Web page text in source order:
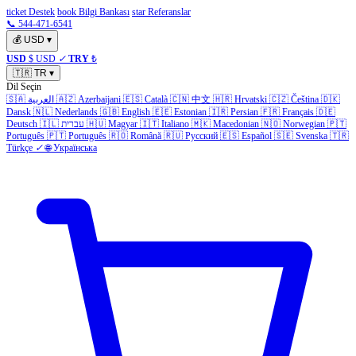
ticket Destek book Bilgi Bankası star Referanslar
📞 544-471-6541
💰 USD ▾
USD $ USD ✓ TRY ₺
🇹🇷 TR ▾
Dil Seçin
🇸🇦 العربية 🇦🇿 Azerbaijani 🇪🇸 Català 🇨🇳 中文 🇭🇷 Hrvatski 🇨🇿 Čeština 🇩🇰
Dansk 🇳🇱 Nederlands 🇬🇧 English 🇪🇪 Estonian 🇮🇷 Persian 🇫🇷 Français 🇩🇪
Deutsch 🇮🇱 עברית 🇭🇺 Magyar 🇮🇹 Italiano 🇲🇰 Macedonian 🇳🇴 Norwegian 🇵🇹
Português 🇵🇹 Português 🇷🇴 Română 🇷🇺 Русский 🇪🇸 Español 🇸🇪 Svenska 🇹🇷
Türkçe ✓ 🌐 Українська